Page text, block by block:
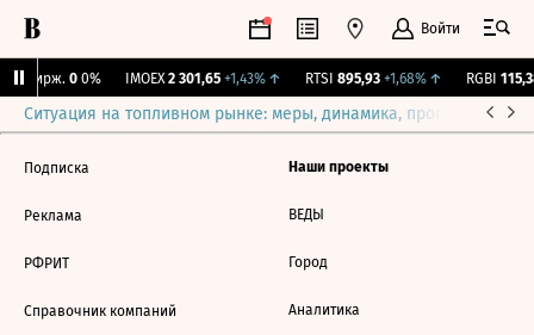
Войти
Бирж. 0 0% IMOEX 2 301,65 +1,43%↑ RTSI 895,93 +1,68%↑ RGBI 115,38
Ситуация на топливном рынке: меры, динамика, прогнозы
Подписка
Реклама
РФРИТ
Справочник компаний
Наши проекты
ВЕДЫ
Город
Аналитика